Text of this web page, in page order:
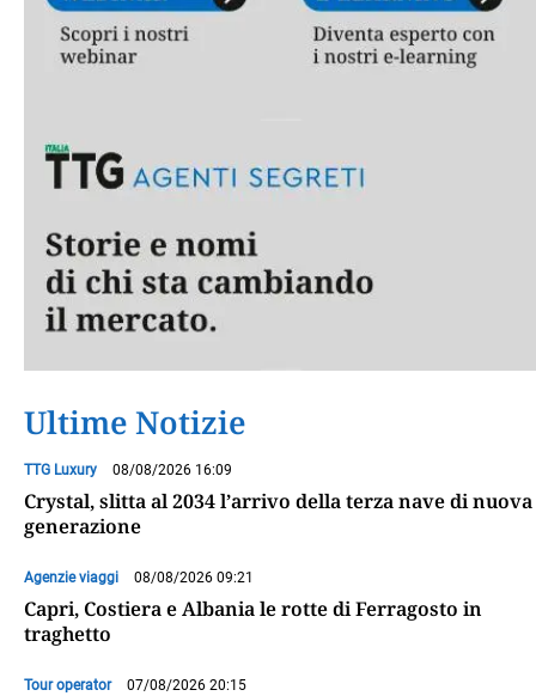
Ultime Notizie
TTG Luxury 08/08/2026 16:09
Crystal, slitta al 2034 l’arrivo della terza nave di nuova
generazione
Agenzie viaggi 08/08/2026 09:21
Capri, Costiera e Albania le rotte di Ferragosto in
traghetto
Tour operator 07/08/2026 20:15